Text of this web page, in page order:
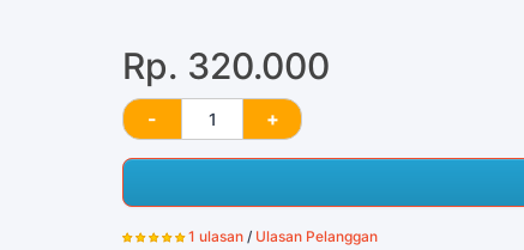
Rp. 320.000
1 ulasan / Ulasan Pelanggan